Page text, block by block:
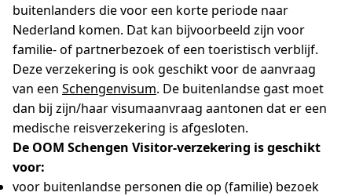
buitenlanders die voor een korte periode naar
Nederland komen. Dat kan bijvoorbeeld zijn voor
familie- of partnerbezoek of een toeristisch verblijf.
Deze verzekering is ook geschikt voor de aanvraag
van een Schengenvisum. De buitenlandse gast moet
dan bij zijn/haar visumaanvraag aantonen dat er een
medische reisverzekering is afgesloten.
De OOM Schengen Visitor-verzekering is geschikt
voor:
voor buitenlandse personen die op (familie) bezoek